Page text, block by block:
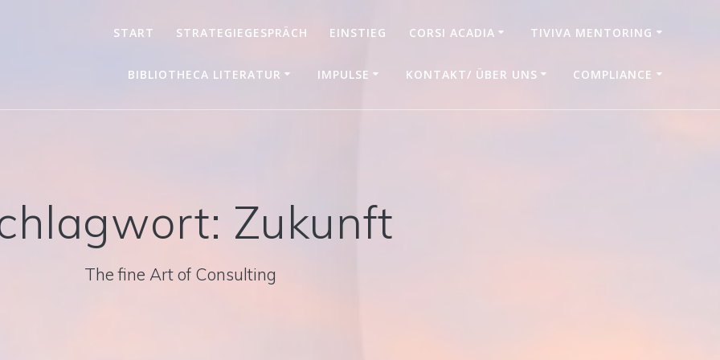
START STRATEGIEGESPRÄCH EINSTIEG CORSI ACADIA TIVIVA MENTORING
BIBLIOTHECA LITERATUR IMPULSE KONTAKT/ ÜBER UNS COMPLIANCE
Zukunft
The fine Art of Consulting